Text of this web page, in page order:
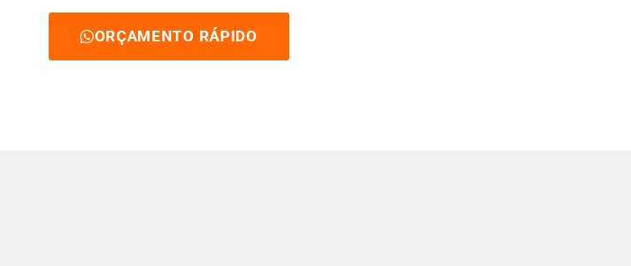
ORÇAMENTO RÁPIDO